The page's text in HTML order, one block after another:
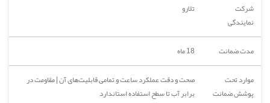
شرکت
نمایندگی
تلارو
مدت ضمانت
18 ماه
موارد تحت
پوشش ضمانت
صحت و دقت عملکرد ساعت و تمامی قابلیت‌های آن | مقاومت در
برابر آب تا سطح استفاده استاندارد